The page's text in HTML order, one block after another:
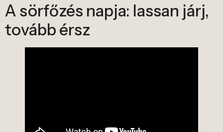
A sörfőzés napja: lassan járj,
tovább érsz